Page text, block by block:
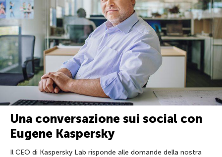
Una conversazione sui social con
Eugene Kaspersky
Il CEO di Kaspersky Lab risponde alle domande della nostra